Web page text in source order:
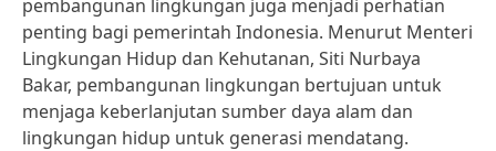
pembangunan lingkungan juga menjadi perhatian
penting bagi pemerintah Indonesia. Menurut Menteri
Lingkungan Hidup dan Kehutanan, Siti Nurbaya
Bakar, pembangunan lingkungan bertujuan untuk
menjaga keberlanjutan sumber daya alam dan
lingkungan hidup untuk generasi mendatang.